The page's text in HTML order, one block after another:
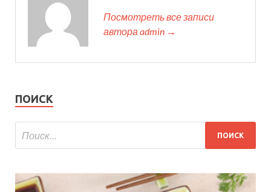
Посмотреть все записи
автора admin →
ПОИСК